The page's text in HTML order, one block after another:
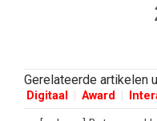
Gerelateerde artikelen
Digitaal Award